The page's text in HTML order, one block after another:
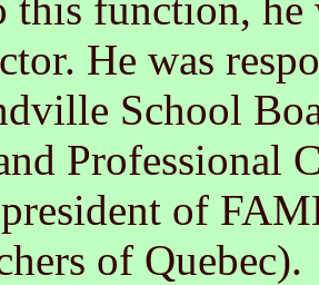
He was
School
Professional
of
of Quebec).